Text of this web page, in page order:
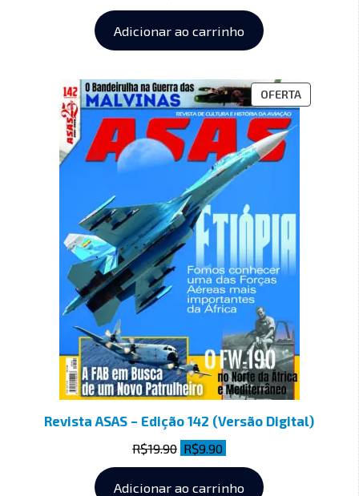
Adicionar ao carrinho
OFERTA
Revista ASAS – Edição 142 (Versão Digital)
R$19.90 R$9.90
Adicionar ao carrinho